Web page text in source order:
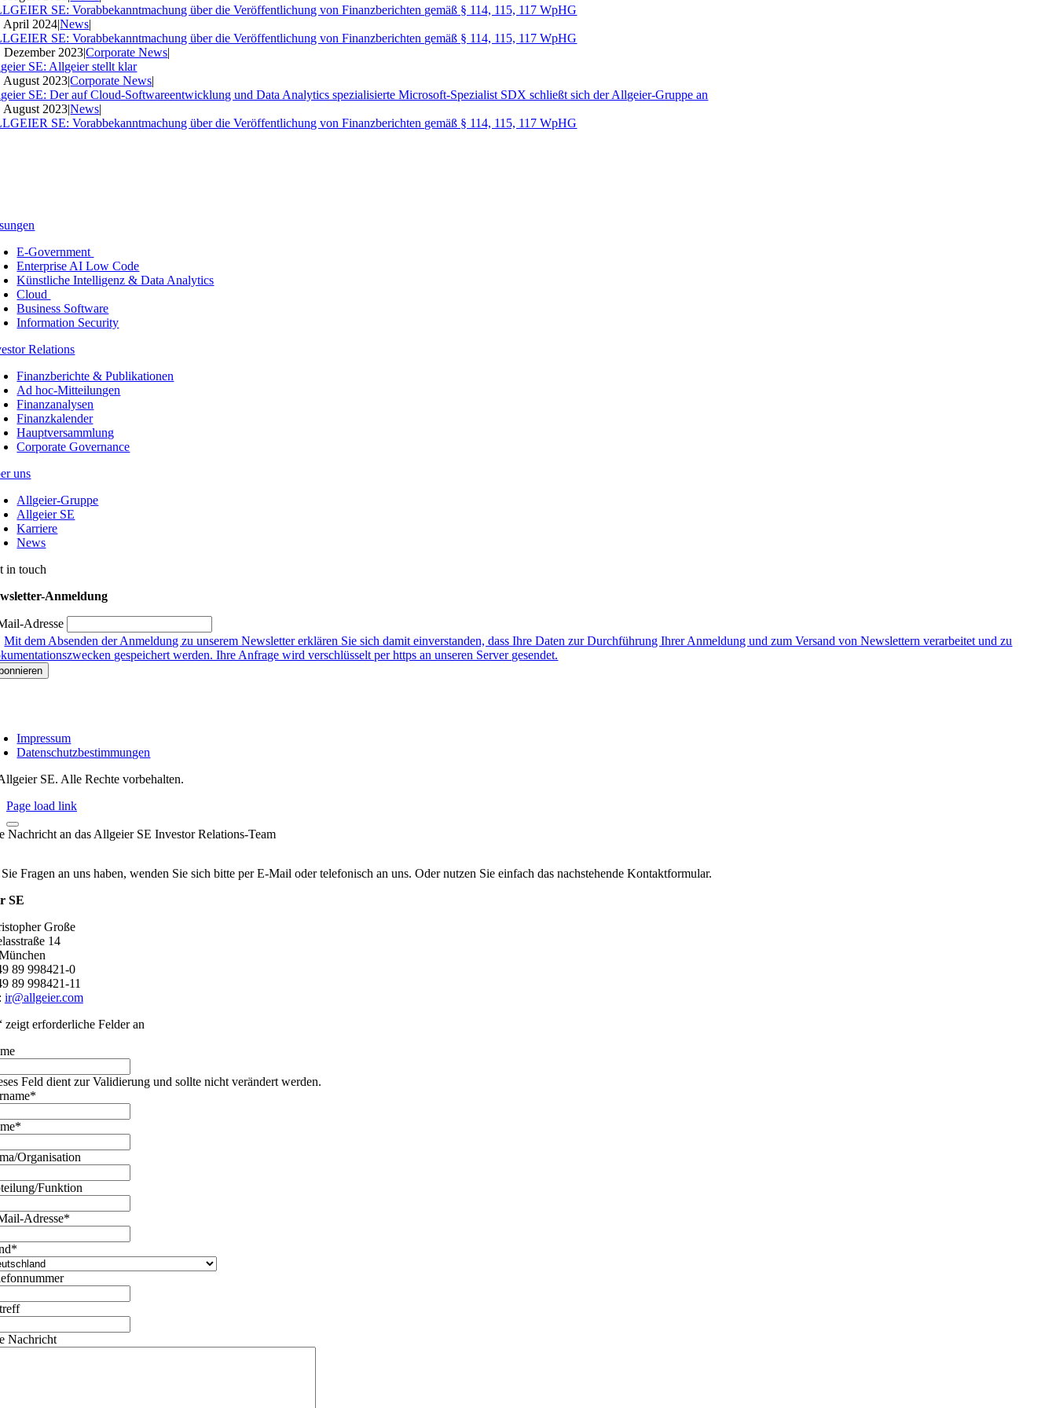
SE: Vorabbekanntmachung über die Veröffentlichung von Finanzberichten gemäß § 114, 115, 117 WpHG
April 2024|News|
SE: Vorabbekanntmachung über die Veröffentlichung von Finanzberichten gemäß § 114, 115, 117 WpHG
Dezember 2023|Corporate News|
SE: Allgeier stellt klar
August 2023|Corporate News|
SE: Der auf Cloud-Softwareentwicklung und Data Analytics spezialisierte Microsoft-Spezialist SDX schließt sich der Allgeier-Gruppe an
August 2023|News|
SE: Vorabbekanntmachung über die Veröffentlichung von Finanzberichten gemäß § 114, 115, 117 WpHG
E-Government
Enterprise AI Low Code
Künstliche Intelligenz & Data Analytics
Cloud
Business Software
Information Security
Relations
Finanzberichte & Publikationen
Ad hoc-Mitteilungen
Finanzanalysen
Finanzkalender
Hauptversammlung
Corporate Governance
uns
Allgeier-Gruppe
Allgeier SE
Karriere
News
in touch
Anmeldung
Adresse
Mit dem Absenden der Anmeldung zu unserem Newsletter erklären Sie sich damit einverstanden, dass Ihre Daten zur Durchführung Ihrer Anmeldung und zum Versand von Newslettern verarbeitet und zu
gespeichert werden. Ihre Anfrage wird verschlüsselt per https an unseren Server gesendet.
Impressum
Datenschutzbestimmungen
SE. Alle Rechte vorbehalten.
Page load link
Nachricht an das Allgeier SE Investor Relations-Team
Fragen an uns haben, wenden Sie sich bitte per E-Mail oder telefonisch an uns. Oder nutzen Sie einfach das nachstehende Kontaktformular.
SE
Große
14
89 998421-0
89 998421-11
ir@allgeier.com
zeigt erforderliche Felder an
Feld dient zur Validierung und sollte nicht verändert werden.
*
*
Organisation
Funktion
Adresse*
*
Nachricht